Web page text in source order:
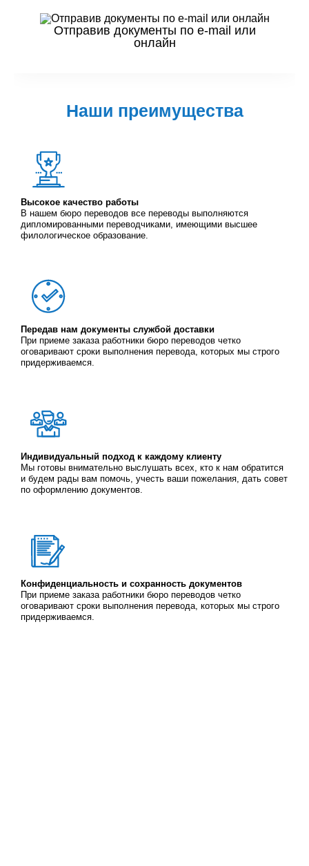
Отправив документы по e-mail или
онлайн
Наши преимущества
Высокое качество работы
В нашем бюро переводов все переводы выполняются
дипломированными переводчиками, имеющими высшее
филологическое образование.
Передав нам документы службой доставки
При приеме заказа работники бюро переводов четко
оговаривают сроки выполнения перевода, которых мы строго
придерживаемся.
Индивидуальный подход к каждому клиенту
Мы готовы внимательно выслушать всех, кто к нам обратится
и будем рады вам помочь, учесть ваши пожелания, дать совет
по оформлению документов.
Конфиденциальность и сохранность документов
При приеме заказа работники бюро переводов четко
оговаривают сроки выполнения перевода, которых мы строго
придерживаемся.